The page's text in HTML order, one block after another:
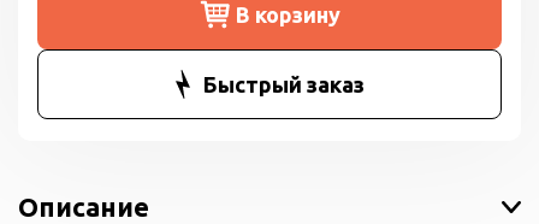
В корзину
Быстрый заказ
Описание